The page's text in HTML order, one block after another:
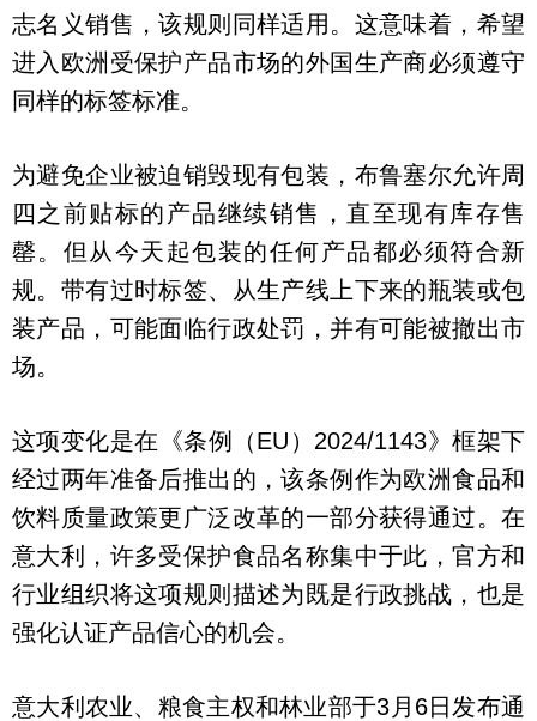
志名义销售，该规则同样适用。这意味着，希望
进入欧洲受保护产品市场的外国生产商必须遵守
同样的标签标准。
为避免企业被迫销毁现有包装，布鲁塞尔允许周
四之前贴标的产品继续销售，直至现有库存售
罄。但从今天起包装的任何产品都必须符合新
规。带有过时标签、从生产线上下来的瓶装或包
装产品，可能面临行政处罚，并有可能被撤出市
场。
这项变化是在《条例（EU）2024/1143》框架下
经过两年准备后推出的，该条例作为欧洲食品和
饮料质量政策更广泛改革的一部分获得通过。在
意大利，许多受保护食品名称集中于此，官方和
行业组织将这项规则描述为既是行政挑战，也是
强化认证产品信心的机会。
意大利农业、粮食主权和林业部于3月6日发布通